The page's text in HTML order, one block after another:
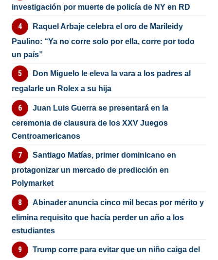
investigación por muerte de policía de NY en RD
Raquel Arbaje celebra el oro de Marileidy
Paulino: “Ya no corre solo por ella, corre por todo
un país”
Don Miguelo le eleva la vara a los padres al
regalarle un Rolex a su hija
Juan Luis Guerra se presentará en la
ceremonia de clausura de los XXV Juegos
Centroamericanos
Santiago Matías, primer dominicano en
protagonizar un mercado de predicción en
Polymarket
Abinader anuncia cinco mil becas por mérito y
elimina requisito que hacía perder un año a los
estudiantes
Trump corre para evitar que un niño caiga del